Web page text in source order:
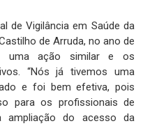
de Vigilância em Saúde da
de Arruda, no ano de
uma ação similar e os
“Nós já tivemos uma
e foi bem efetiva, pois
para os profissionais de
ampliação do acesso da